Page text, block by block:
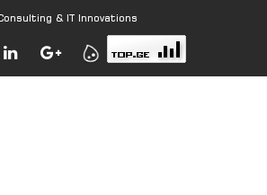
& IT Innovations